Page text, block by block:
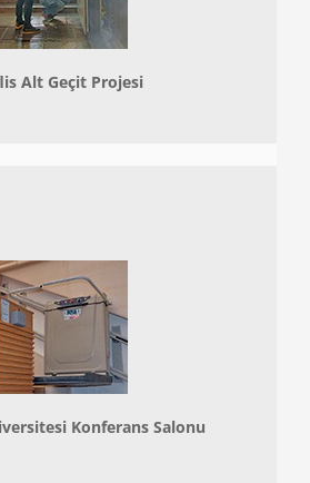
Alt Geçit Projesi
Konferans Salonu